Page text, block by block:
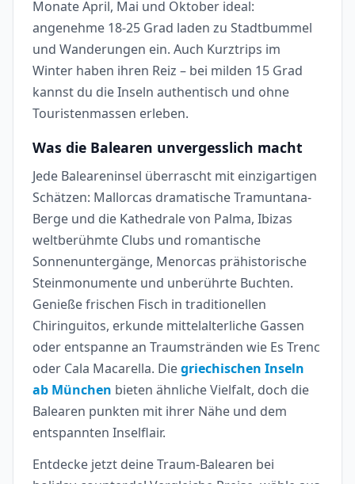
Monate April, Mai und Oktober ideal:
angenehme 18-25 Grad laden zu Stadtbummel
und Wanderungen ein. Auch Kurztrips im
Winter haben ihren Reiz – bei milden 15 Grad
kannst du die Inseln authentisch und ohne
Touristenmassen erleben.
Was die Balearen unvergesslich macht
Jede Baleareninsel überrascht mit einzigartigen
Schätzen: Mallorcas dramatische Tramuntana-
Berge und die Kathedrale von Palma, Ibizas
weltberühmte Clubs und romantische
Sonnenuntergänge, Menorcas prähistorische
Steinmonumente und unberührte Buchten.
Genieße frischen Fisch in traditionellen
Chiringuitos, erkunde mittelalterliche Gassen
oder entspanne an Traumstränden wie Es Trenc
oder Cala Macarella. Diegriechischen Inseln
ab München bieten ähnliche Vielfalt, doch die
Balearen punkten mit ihrer Nähe und dem
entspannten Inselflair.
Entdecke jetzt deine Traum-Balearen bei